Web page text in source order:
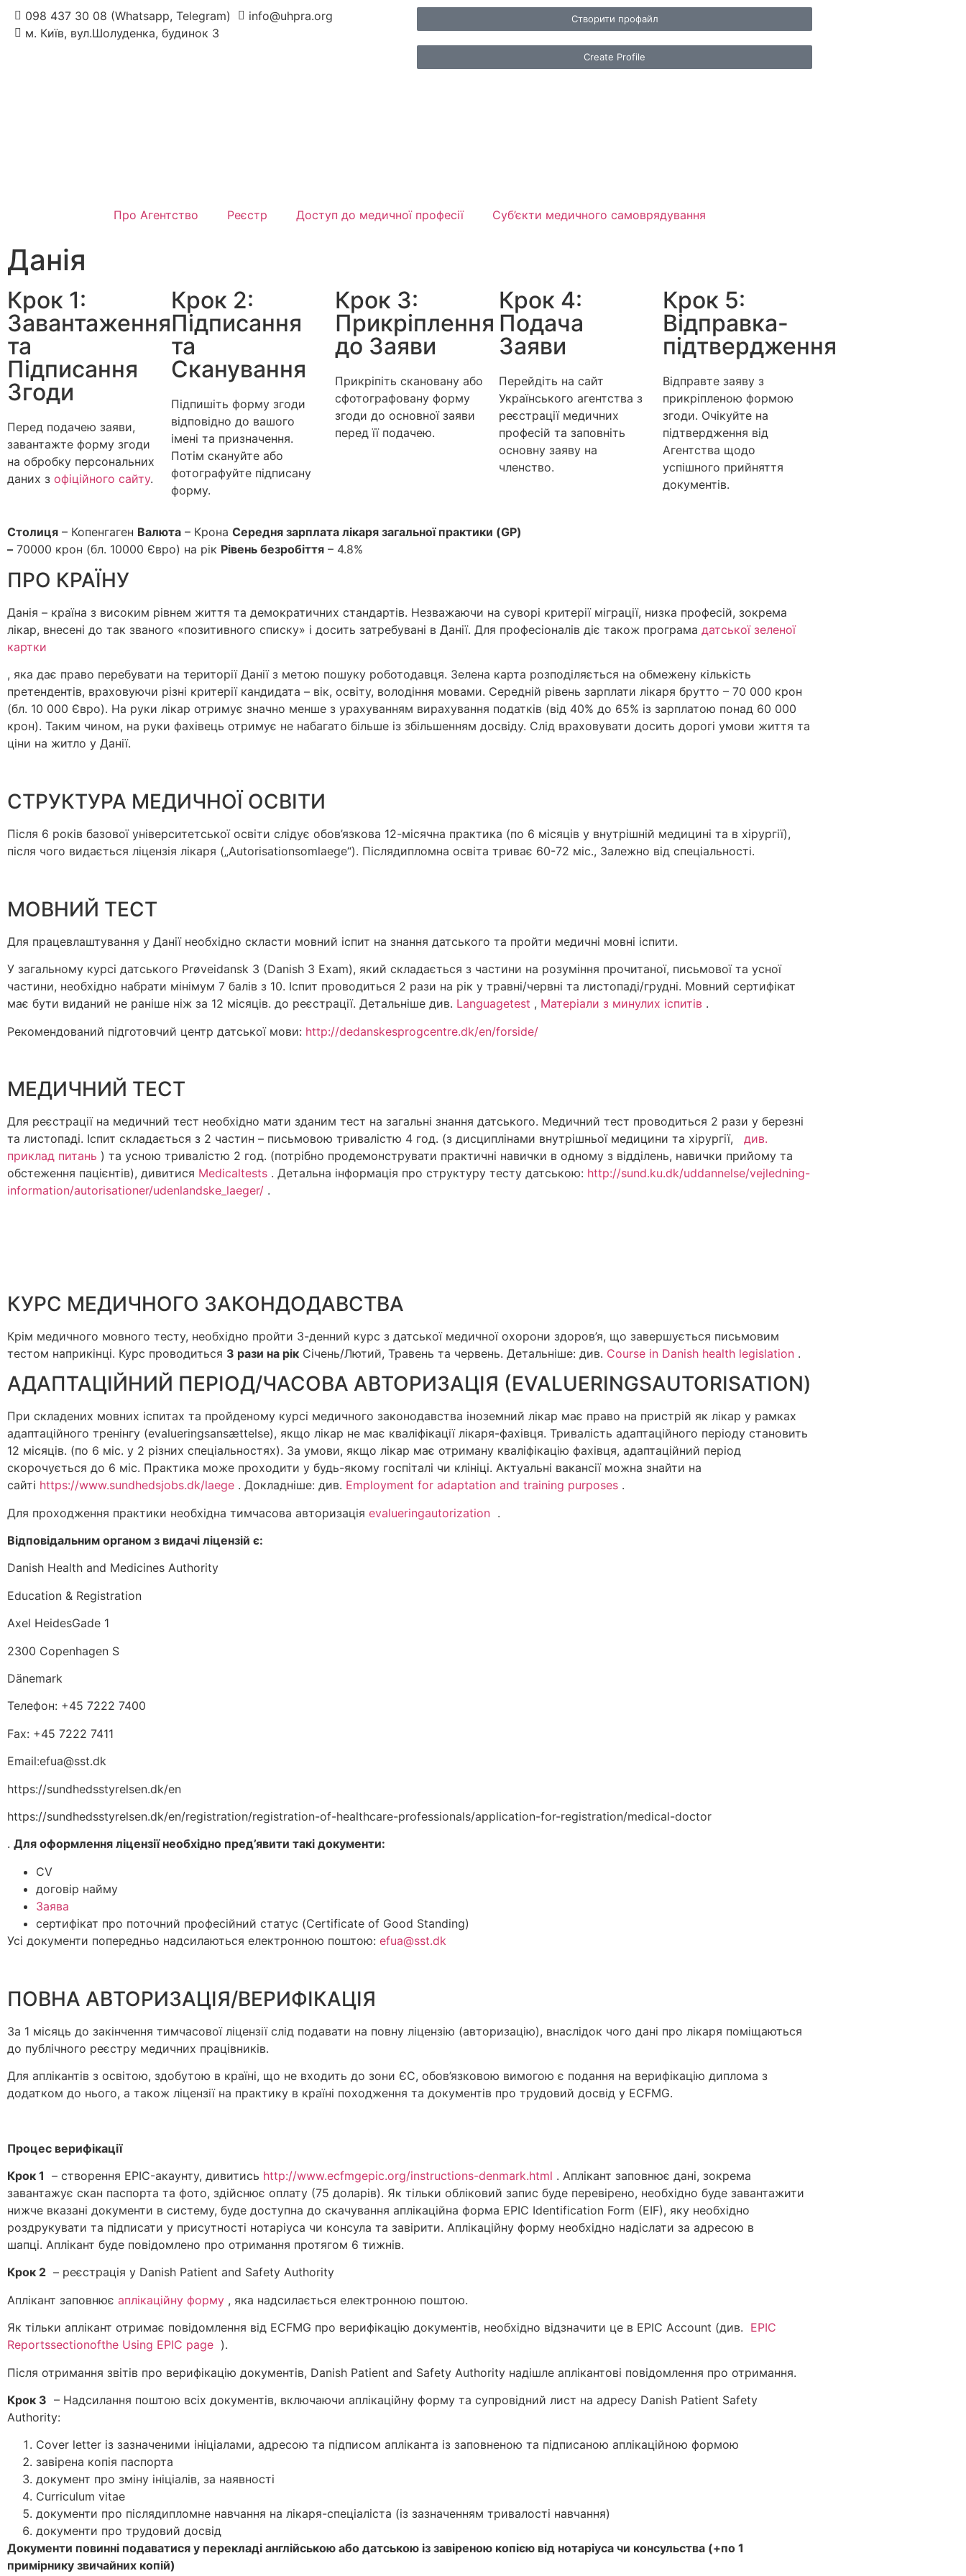
098 437 30 08 (Whatsapp, Telegram)
info@uhpra.org
м. Київ, вул.Шолуденка, будинок 3
Створити профайл
Create Profile
Про Агентство Реєстр Доступ до медичної професії Суб’єкти медичного самоврядування
Данія
Крок 1:
Завантаження
та
Підписання
Згоди
Перед подачею заяви,
завантажте форму згоди
на обробку персональних
даних з офіційного сайту.
Крок 2:
Підписання
та
Сканування
Підпишіть форму згоди
відповідно до вашого
імені та призначення.
Потім скануйте або
фотографуйте підписану
форму.
Крок 3:
Прикріплення
до Заяви
Прикріпіть скановану або
сфотографовану форму
згоди до основної заяви
перед її подачею.
Крок 4:
Подача
Заяви
Перейдіть на сайт
Українського агентства з
реєстрації медичних
професій та заповніть
основну заяву на
членство.
Крок 5:
Відправка-
підтвердження
Відправте заяву з
прикріпленою формою
згоди. Очікуйте на
підтвердження від
Агентства щодо
успішного прийняття
документів.
Столиця – Копенгаген Валюта – Крона Середня зарплата лікаря загальної практики (GP)
– 70000 крон (бл. 10000 Євро) на рік Рівень безробіття – 4.8%
ПРО КРАЇНУ
Данія – країна з високим рівнем життя та демократичних стандартів. Незважаючи на суворі критерії міграції, низка професій, зокрема
лікар, внесені до так званого «позитивного списку» і досить затребувані в Данії. Для професіоналів діє також програма датської зеленої
картки
, яка дає право перебувати на території Данії з метою пошуку роботодавця. Зелена карта розподіляється на обмежену кількість
претендентів, враховуючи різні критерії кандидата – вік, освіту, володіння мовами. Середній рівень зарплати лікаря брутто – 70 000 крон
(бл. 10 000 Євро). На руки лікар отримує значно менше з урахуванням вирахування податків (від 40% до 65% із зарплатою понад 60 000
крон). Таким чином, на руки фахівець отримує не набагато більше із збільшенням досвіду. Слід враховувати досить дорогі умови життя та
ціни на житло у Данії.
СТРУКТУРА МЕДИЧНОЇ ОСВІТИ
Після 6 років базової університетської освіти слідує обов’язкова 12-місячна практика (по 6 місяців у внутрішній медицині та в хірургії),
після чого видається ліцензія лікаря („Autorisationsomlaege“). Післядипломна освіта триває 60-72 міс., Залежно від спеціальності.
МОВНИЙ ТЕСТ
Для працевлаштування у Данії необхідно скласти мовний іспит на знання датського та пройти медичні мовні іспити.
У загальному курсі датського Prøveidansk 3 (Danish 3 Exam), який складається з частини на розуміння прочитаної, письмової та усної
частини, необхідно набрати мінімум 7 балів з 10. Іспит проводиться 2 рази на рік у травні/червні та листопаді/грудні. Мовний сертифікат
має бути виданий не раніше ніж за 12 місяців. до реєстрації. Детальніше див. Languagetest , Матеріали з минулих іспитів .
Рекомендований підготовчий центр датської мови: http://dedanskesprogcentre.dk/en/forside/
МЕДИЧНИЙ ТЕСТ
Для реєстрації на медичний тест необхідно мати зданим тест на загальні знання датського. Медичний тест проводиться 2 рази у березні
та листопаді. Іспит складається з 2 частин – письмовою тривалістю 4 год. (з дисциплінами внутрішньої медицини та хірургії, див.
приклад питань ) та усною тривалістю 2 год. (потрібно продемонструвати практичні навички в одному з відділень, навички прийому та
обстеження пацієнтів), дивитися Medicaltests . Детальна інформація про структуру тесту датською: http://sund.ku.dk/uddannelse/vejledning-
information/autorisationer/udenlandske_laeger/ .
КУРС МЕДИЧНОГО ЗАКОНДОДАВСТВА
Крім медичного мовного тесту, необхідно пройти 3-денний курс з датської медичної охорони здоров’я, що завершується письмовим
тестом наприкінці. Курс проводиться 3 рази на рік Січень/Лютий, Травень та червень. Детальніше: див. Course in Danish health legislation .
АДАПТАЦІЙНИЙ ПЕРІОД/ЧАСОВА АВТОРИЗАЦІЯ (EVALUERINGSAUTORISATION)
При складених мовних іспитах та пройденому курсі медичного законодавства іноземний лікар має право на пристрій як лікар у рамках
адаптаційного тренінгу (evalueringsansættelse), якщо лікар не має кваліфікації лікаря-фахівця. Тривалість адаптаційного періоду становить
12 місяців. (по 6 міс. у 2 різних спеціальностях). За умови, якщо лікар має отриману кваліфікацію фахівця, адаптаційний період
скорочується до 6 міс. Практика може проходити у будь-якому госпіталі чи клініці. Актуальні вакансії можна знайти на
сайті https://www.sundhedsjobs.dk/laege . Докладніше: див. Employment for adaptation and training purposes .
Для проходження практики необхідна тимчасова авторизація evalueringautorization .
Відповідальним органом з видачі ліцензій є:
Danish Health and Medicines Authority
Education & Registration
Axel HeidesGade 1
2300 Copenhagen S
Dänemark
Телефон: +45 7222 7400
Fax: +45 7222 7411
Email:efua@sst.dk
https://sundhedsstyrelsen.dk/en
https://sundhedsstyrelsen.dk/en/registration/registration-of-healthcare-professionals/application-for-registration/medical-doctor
. Для оформлення ліцензії необхідно пред’явити такі документи:
CV
договір найму
Заява
сертифікат про поточний професійний статус (Certificate of Good Standing)
Усі документи попередньо надсилаються електронною поштою: efua@sst.dk
ПОВНА АВТОРИЗАЦІЯ/ВЕРИФІКАЦІЯ
За 1 місяць до закінчення тимчасової ліцензії слід подавати на повну ліцензію (авторизацію), внаслідок чого дані про лікаря поміщаються
до публічного реєстру медичних працівників.
Для аплікантів з освітою, здобутою в країні, що не входить до зони ЄС, обов’язковою вимогою є подання на верифікацію диплома з
додатком до нього, а також ліцензії на практику в країні походження та документів про трудовий досвід у ECFMG.
Процес верифікації
Крок 1 – створення EPIC-акаунту, дивитись http://www.ecfmgepic.org/instructions-denmark.html . Аплікант заповнює дані, зокрема
завантажує скан паспорта та фото, здійснює оплату (75 доларів). Як тільки обліковий запис буде перевірено, необхідно буде завантажити
нижче вказані документи в систему, буде доступна до скачування аплікаційна форма EPIC Identification Form (EIF), яку необхідно
роздрукувати та підписати у присутності нотаріуса чи консула та завірити. Аплікаційну форму необхідно надіслати за адресою в
шапці. Аплікант буде повідомлено про отримання протягом 6 тижнів.
Крок 2 – реєстрація у Danish Patient and Safety Authority
Аплікант заповнює аплікаційну форму , яка надсилається електронною поштою.
Як тільки аплікант отримає повідомлення від ECFMG про верифікацію документів, необхідно відзначити це в EPIC Account (див. EPIC
Reportssectionofthe Using EPIC page ).
Після отримання звітів про верифікацію документів, Danish Patient and Safety Authority надішле аплікантові повідомлення про отримання.
Крок 3 – Надсилання поштою всіх документів, включаючи аплікаційну форму та супровідний лист на адресу Danish Patient Safety
Authority:
Cover letter із зазначеними ініціалами, адресою та підписом апліканта із заповненою та підписаною аплікаційною формою
завірена копія паспорта
документ про зміну ініціалів, за наявності
Curriculum vitae
документи про післядипломне навчання на лікаря-спеціаліста (із зазначенням тривалості навчання)
документи про трудовий досвід
Документи повинні подаватися у перекладі англійською або датською із завіреною копією від нотаріуса чи консульства (+по 1
примірнику звичайних копій)